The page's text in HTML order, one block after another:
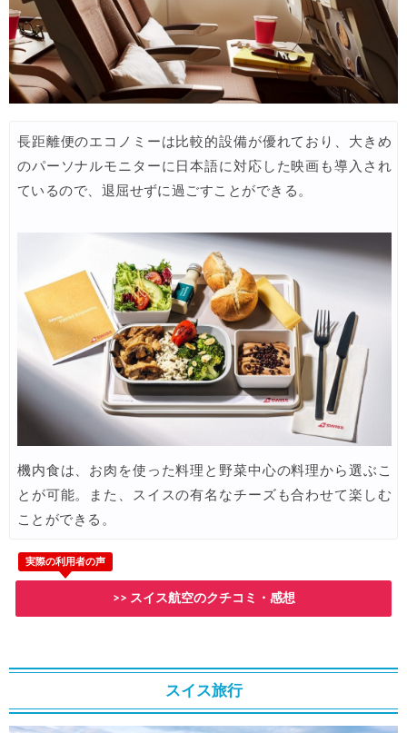
05/05 楽天トラベル) 海外ツアー 最大30,000円OFFクーポン
05/04 HIS) JAL/ANA限定 最大15,000円OFFセール
05/01 HIS) 海外旅行 売切御免タイムセール
05/01 HIS) 海外ツアー(関西発) 最大50,000円OFFクーポン
楽天トラベル) 海外ツアー 最大50,000円OFFクーポン
楽天トラベル) 海外ホテル ポイント最大35%還元
05/01 Trip.com) 海外ホテル2%OFFクーポン TRIP1
05/01 Trip.com) 海外航空券1%OFFクーポン TRIP2
04/30 エアトリ) 海外航空券 最大4,000円OFFクーポン
楽天トラベル) 海外ツアー 最大30,000円OFFクーポン
04/27 JTB) 夏旅キャンペーン(ポイント還元)
楽天トラベル) 海外ツアー 最大30,000円OFFクーポン
04/25 Trip.com) 海外航空券(アジア・ハワイ) 6,900円~
04/23 Trip.com) 航空券＋ホテル 最大5,000円OFFクーポン
04/23 Trip.com) 海外航空券 最大2,500円OFFクーポン
JAL) 海外航空券+ホテル 最大40,000円OFFクーポン
04/20 HIS) 海外航空券タイムセール
長距離便のエコノミーは比較的設備が優れており、大きめ
のパーソナルモニターに日本語に対応した映画も導入され
ているので、退屈せずに過ごすことができる。
機内食は、お肉を使った料理と野菜中心の料理から選ぶこ
とが可能。また、スイスの有名なチーズも合わせて楽しむ
ことができる。
実際の利用者の声
>> スイス航空のクチコミ・感想
スイス旅行